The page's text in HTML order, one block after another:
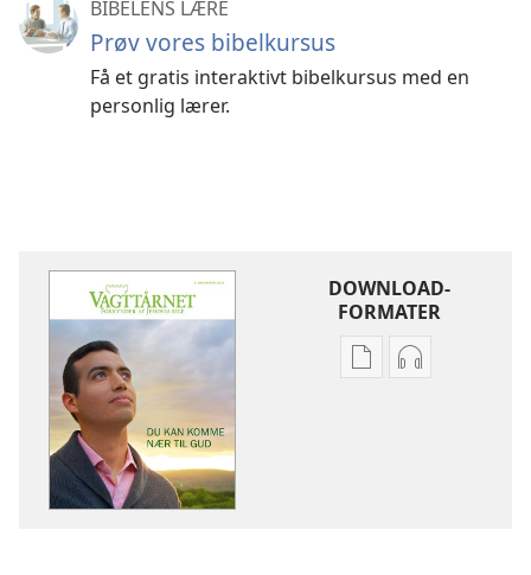
BIBELENS LÆRE
Prøv vores bibelkursus
Få et gratis interaktivt bibelkursus med en
personlig lærer.
DOWNLOAD-
FORMATER
IndstillingerIndstillinger